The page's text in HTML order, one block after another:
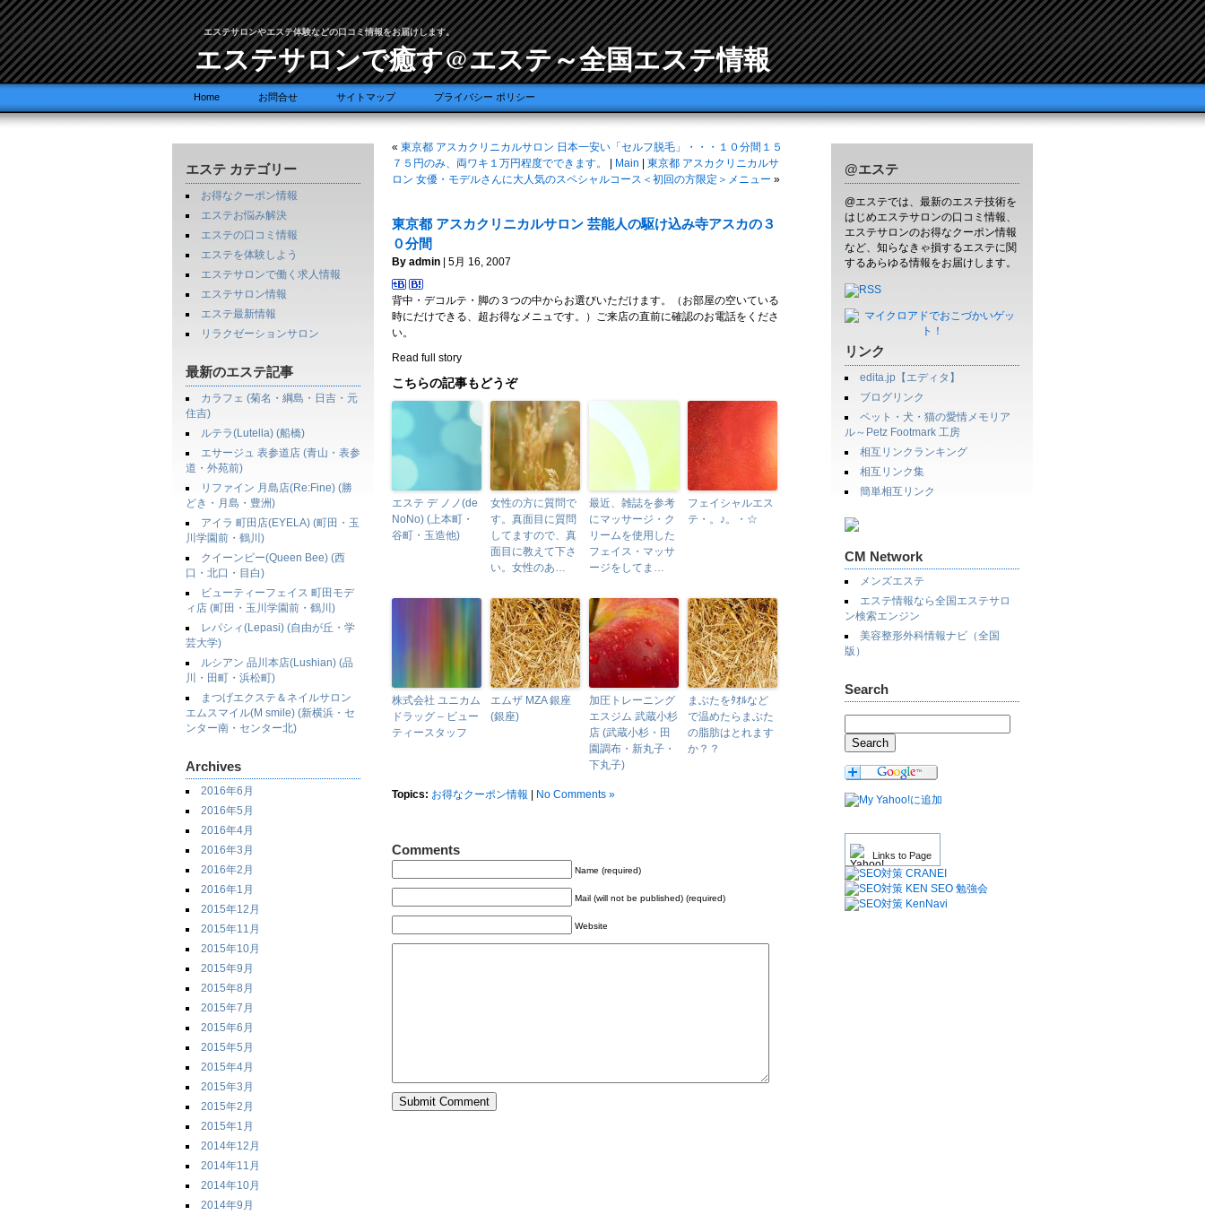
エステサロンやエステ体験などの口コミ情報をお届けします。
エステサロンで癒す@エステ～全国エステ情報
Home お問合せ サイトマップ プライバシー ポリシー
エステ カテゴリー
お得なクーポン情報
エステお悩み解決
エステの口コミ情報
エステを体験しよう
エステサロンで働く求人情報
エステサロン情報
エステ最新情報
リラクゼーションサロン
最新のエステ記事
カラフェ (菊名・綱島・日吉・元
住吉)
ルテラ(Lutella) (船橋)
エサージュ 表参道店 (青山・表参
道・外苑前)
リファイン 月島店(Re:Fine) (勝
どき・月島・豊洲)
アイラ 町田店(EYELA) (町田・玉
川学園前・鶴川)
クイーンビー(Queen Bee) (西
口・北口・目白)
ビューティーフェイス 町田モデ
ィ店 (町田・玉川学園前・鶴川)
レパシィ(Lepasi) (自由が丘・学
芸大学)
ルシアン 品川本店(Lushian) (品
川・田町・浜松町)
まつげエクステ＆ネイルサロン
エムスマイル(M smile) (新横浜・セ
ンター南・センター北)
Archives
2016年6月
2016年5月
2016年4月
2016年3月
2016年2月
2016年1月
2015年12月
2015年11月
2015年10月
2015年9月
2015年8月
2015年7月
2015年6月
2015年5月
2015年4月
2015年3月
2015年2月
2015年1月
2014年12月
2014年11月
2014年10月
2014年9月
@エステ
@エステでは、最新のエステ技術を
はじめエステサロンの口コミ情報、
エステサロンのお得なクーポン情報
など、知らなきゃ損するエステに関
するあらゆる情報をお届けします。
リンク
edita.jp【エディタ】
ブログリンク
ペット・犬・猫の愛情メモリア
ル～Petz Footmark 工房
相互リンクランキング
相互リンク集
簡単相互リンク
CM Network
メンズエステ
エステ情報なら全国エステサロ
ン検索エンジン
美容整形外科情報ナビ（全国
版）
Search
Links to Page
« 東京都 アスカクリニカルサロン 日本一安い「セルフ脱毛」・・・１０分間１５
７５円のみ、両ワキ１万円程度でできます。
Main
東京都 アスカクリニカルサ
ロン 女優・モデルさんに大人気のスペシャルコース＜初回の方限定＞メニュー »
東京都 アスカクリニカルサロン 芸能人の駆け込み寺アスカの３
０分間
By admin | 5月 16, 2007
背中・デコルテ・脚の３つの中からお選びいただけます。（お部屋の空いている
時にだけできる、超お得なメニュです。）ご来店の直前に確認のお電話をくださ
い。
Read full story
こちらの記事もどうぞ
エステ デ ノノ(de
NoNo) (上本町・
谷町・玉造他)
女性の方に質問で
す。真面目に質問
してますので、真
面目に教えて下さ
い。女性のあ…
最近、雑誌を参考
にマッサージ・ク
リームを使用した
フェイス・マッサ
ージをしてま…
フェイシャルエス
テ・。♪。・☆
株式会社 ユニカム
ドラッグ – ビュー
ティースタッフ
エムザ MZA 銀座
(銀座)
加圧トレーニング
エスジム 武蔵小杉
店 (武蔵小杉・田
園調布・新丸子・
下丸子)
まぶたをﾀｵﾙなど
で温めたらまぶた
の脂肪はとれます
か？？
Topics: お得なクーポン情報 No Comments »
Comments
Name (required)
Mail (will not be published) (required)
Website